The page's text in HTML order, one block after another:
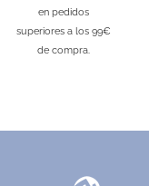
en pedidos
superiores a los 99€
de compra.